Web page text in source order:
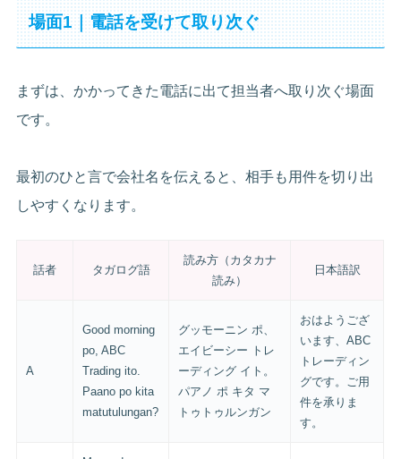
場面1｜電話を受けて取り次ぐ
まずは、かかってきた電話に出て担当者へ取り次ぐ場面
です。
最初のひと言で会社名を伝えると、相手も用件を切り出
しやすくなります。
話者 タガログ語
読み方（カタカナ
読み）
日本語訳
A
Good morning
po, ABC
Trading ito.
Paano po kita
matutulungan?
グッモーニン ポ、
エイビーシー トレ
ーディング イト。
パアノ ポ キタ マ
トゥトゥルンガン
おはようござ
います、ABC
トレーディン
グです。ご用
件を承りま
す。